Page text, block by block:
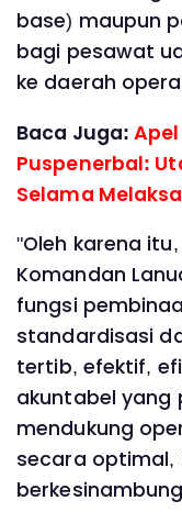
base) maupun
bagi pesawat
ke daerah
Baca Juga:
Puspenerbal:
Selama
"Oleh karena
Komandan
fungsi
standardisasi
tertib, efektif,
akuntabel yang
mendukung
secara